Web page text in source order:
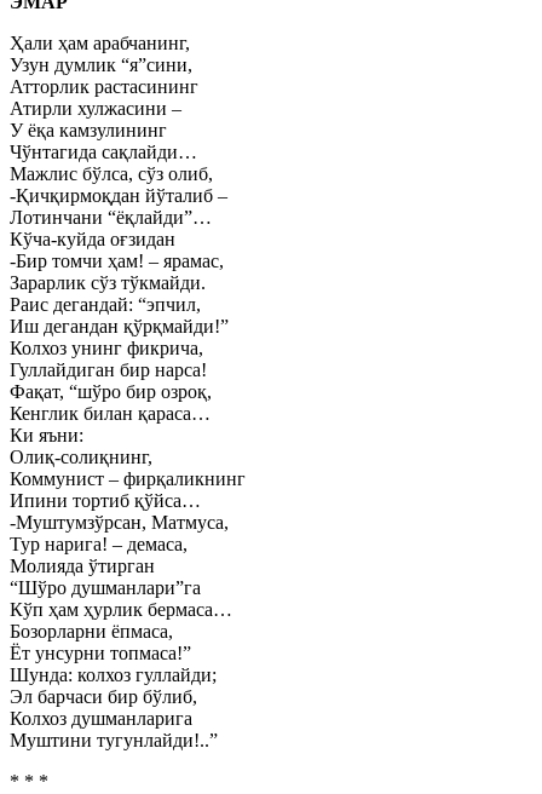
Ҳали ҳам арабчанинг,
Узун думлик “я”сини,
Атторлик растасининг
Атирли хулжасини –
У ёқа камзулининг
Чўнтагида сақлайди…
Мажлис бўлса, сўз олиб,
-Қичқирмоқдан йўталиб –
Лотинчани “ёқлайди”…
Кўча-куйда оғзидан
-Бир томчи ҳам! – ярамас,
Зарарлик сўз тўкмайди.
Раис дегандай: “эпчил,
Иш дегандан қўрқмайди!”
Колхоз унинг фикрича,
Гуллайдиган бир нарса!
Фақат, “шўро бир озроқ,
Кенглик билан қараса…
Ки яъни:
Олиқ-солиқнинг,
Коммунист – фирқаликнинг
Ипини тортиб қўйса…
-Муштумзўрсан, Матмуса,
Тур нарига! – демаса,
Молияда ўтирган
“Шўро душманлари”га
Кўп ҳам ҳурлик бермаса…
Бозорларни ёпмаса,
Ёт унсурни топмаса!”
Шунда: колхоз гуллайди;
Эл барчаси бир бўлиб,
Колхоз душманларига
Муштини тугунлайди!..”
* * *